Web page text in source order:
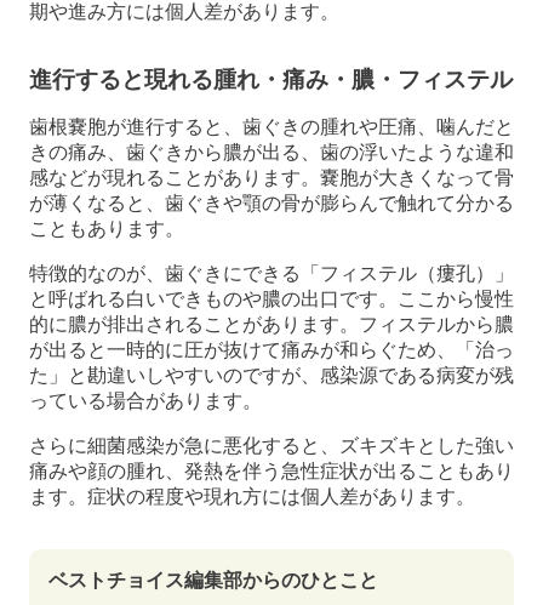
期や進み方には個人差があります。
進行すると現れる腫れ・痛み・膿・フィステル
歯根嚢胞が進行すると、歯ぐきの腫れや圧痛、噛んだと
きの痛み、歯ぐきから膿が出る、歯の浮いたような違和
感などが現れることがあります。嚢胞が大きくなって骨
が薄くなると、歯ぐきや顎の骨が膨らんで触れて分かる
こともあります。
特徴的なのが、歯ぐきにできる「フィステル（瘻孔）」
と呼ばれる白いできものや膿の出口です。ここから慢性
的に膿が排出されることがあります。フィステルから膿
が出ると一時的に圧が抜けて痛みが和らぐため、「治っ
た」と勘違いしやすいのですが、感染源である病変が残
っている場合があります。
さらに細菌感染が急に悪化すると、ズキズキとした強い
痛みや顔の腫れ、発熱を伴う急性症状が出ることもあり
ます。症状の程度や現れ方には個人差があります。
ベストチョイス編集部からのひとこと